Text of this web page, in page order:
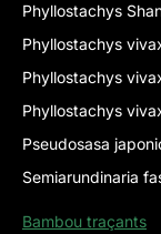
Phyllostachys
Phyllostachys
Phyllostachys
Phyllostachys
Pseudosasa
Semiarundinaria
Bambou traçants